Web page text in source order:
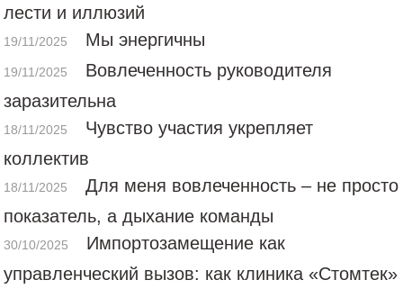
лести и иллюзий
19/11/2025 Мы энергичны
19/11/2025
Вовлеченность руководителя
заразительна
18/11/2025
Чувство участия укрепляет
коллектив
18/11/2025
Для меня вовлеченность – не просто
показатель, а дыхание команды
30/10/2025
Импортозамещение как
управленческий вызов: как клиника «Стомтек»